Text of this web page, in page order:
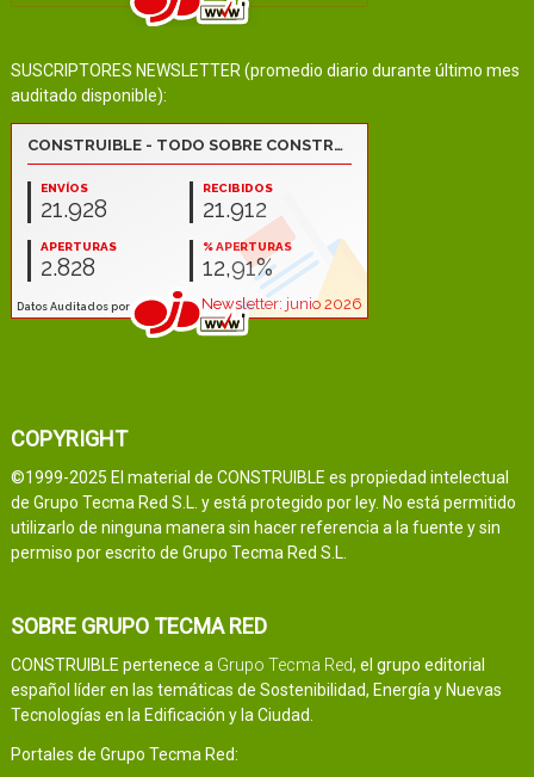
SUSCRIPTORES NEWSLETTER (promedio diario durante último mes
auditado disponible):
COPYRIGHT
©1999-2025 El material de CONSTRUIBLE es propiedad intelectual
de Grupo Tecma Red S.L. y está protegido por ley. No está permitido
utilizarlo de ninguna manera sin hacer referencia a la fuente y sin
permiso por escrito de Grupo Tecma Red S.L.
SOBRE GRUPO TECMA RED
CONSTRUIBLE pertenece a Grupo Tecma Red, el grupo editorial
español líder en las temáticas de Sostenibilidad, Energía y Nuevas
Tecnologías en la Edificación y la Ciudad.
Portales de Grupo Tecma Red: